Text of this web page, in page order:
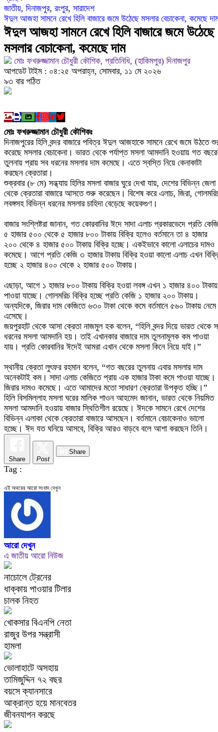
মোবাইল চার্জ দিতে গিয়ে কিশোরীর মৃত্যু
ফরিদপুরে ওজোপাডিকোর উদ্যোগে মতবিনিময় সভা
বাংলাদেশের আকাশে রহস্যময় আলোর ঝলকানি ঘিরে যা
ঈদুল আজহা সামনে রেখে হিলি বাজারে জমে উঠেছে মসলার বেচাকেনা, কমেছে
ঈদুল আজহা সামনে রেখে হিলি বাজারে জমে উঠেছে
মসলার বেচাকেনা, কমেছে দাম
মোঃ ফখরুজ্জামান চৌধুরী কৌশিক, প্রতিনিধি, (হাকিমপুর) দিনাজপুর
আপডেট টাইম : ০৪:২৫ অপরাহ্ন, সোমবার, ১১ মে ২০২৬
৯৩ বার পঠিত
মোঃ ফখরুজ্জামান চৌধুরী কৌশিকঃ
দিনাজপুরের হিলি বন্দর বাজারে পবিত্র ঈদুল আজহাকে সামনে রেখে জমে উঠতে
করেছে মসলার বেচাকেনা। ভারত থেকে পর্যাপ্ত মসলা আমদানি হওয়ায় গত
তুলনায় প্রায় সব ধরনের মসলার দাম কমেছে। এতে স্বস্তি নিয়ে কেনাকাটা
করছেন ক্রেতারা।
শুক্রবার (৮ মে) সন্ধ্যায় হিলির মসলা বাজার ঘুরে দেখা যায়, দেশের বিভিন্ন জেলা
থেকে ক্রেতারা বাজারে আসতে শুরু করেছেন। বিশেষ করে এলাচ, জিরা,
লবঙ্গসহ বিভিন্ন ধরনের মসলার চাহিদা বেড়েছে কয়েকগুণ।
৫ হাজার ৫০০ থেকে ৫ হাজার ৮০০ টাকায় বিক্রি হলেও বর্তমানে তা ৪ হাজার
২০০ থেকে ৪ হাজার ৫০০ টাকায় বিক্রি হচ্ছে। একইভাবে কালো এলাচের দামও
কমেছে। আগে প্রতি কেজি ৩ হাজার টাকায় বিক্রি হওয়া কালো এলাচ এখন
হচ্ছে ২ হাজার ৪০০ থেকে ২ হাজার ৫০০ টাকায়।
পাওয়া যাচ্ছে। গোলমরিচ বিক্রি হচ্ছে প্রতি কেজি ১ হাজার ২০০ টাকায়।
অন্যদিকে, জিরার দাম কেজিতে ৬৩০ টাকা থেকে কমে বর্তমানে ৫৬০ টাকায় নেমে
এসেছে।
জয়পুরহাট থেকে আসা ক্রেতা নাজমুল হক বলেন, “হিলি বন্দর দিয়ে ভারত থেকে
ধরনের মসলা আমদানি হয়। তাই এখানকার বাজারে দাম তুলনামূলক কম পাওয়া
যায়। প্রতি কোরবানির ঈদেই আমরা এখান থেকে মসলা কিনে নিয়ে যাই।”
অনেকটাই কম। সাদা এলাচ কেজিতে প্রায় এক হাজার টাকা কমে পাওয়া যাচ্ছে।
জিরার দামও কমেছে। এতে আমাদের মতো সাধারণ ক্রেতারা উপকৃত হচ্ছি।”
হিলি বিসমিল্লাহ মসলা ঘরের মালিক শাওন আহমেদ জানান, ভারত থেকে নিয়মিত
মসলা আমদানি হওয়ায় বাজার স্থিতিশীল রয়েছে। ঈদকে সামনে রেখে দেশের
বিভিন্ন এলাকা থেকে ক্রেতারা বাজারে আসছেন। বর্তমানে বেচাকেনাও ভালো
হচ্ছে। ঈদ যত ঘনিয়ে আসবে, বিক্রি আরও বাড়বে বলে আশা করছেন তিনি।
Tag :
এ জাতীয় আরো নিউজ
নাচোলে ট্রেনের
ধাক্কায় পাওয়ার টিলার
চালক নিহত
খোকসার বিএনপি নেতা
রাজুর উপর সন্ত্রাসী
হামলা
ভোলাহাটে অসহায়
তামিজুদ্দিন ৭২ বছর
বয়সে ক্যানসারে
আক্রান্ত হয়ে মানবেতর
জীবনযাপন করছে
বড়াইগ্রামে ৩৬ জুলাই